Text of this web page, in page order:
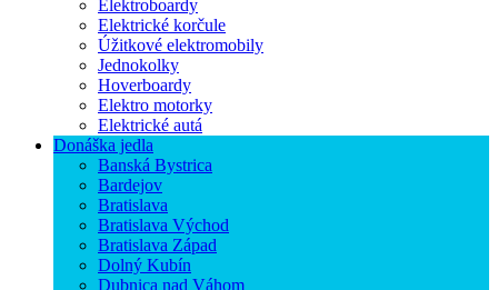
Elektroboardy
Elektrické korčule
Úžitkové elektromobily
Jednokolky
Hoverboardy
Elektro motorky
Elektrické autá
Donáška jedla
Banská Bystrica
Bardejov
Bratislava
Bratislava Východ
Bratislava Západ
Dolný Kubín
Dubnica nad Váhom